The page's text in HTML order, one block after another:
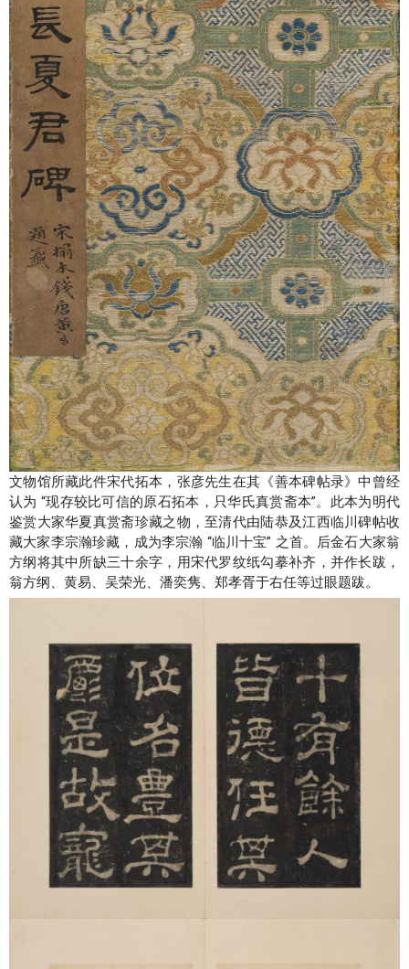
文物馆所藏此件宋代拓本，张彦先生在其《善本碑帖录》中曾经
认为 “现存较比可信的原石拓本，只华氏真赏斋本”。此本为明代
鉴赏大家华夏真赏斋珍藏之物，至清代由陆恭及江西临川碑帖收
藏大家李宗瀚珍藏，成为李宗瀚 “临川十宝” 之首。后金石大家翁
方纲将其中所缺三十余字，用宋代罗纹纸勾摹补齐，并作长跋，
翁方纲、黄易、吴荣光、潘奕隽、郑孝胥于右任等过眼题跋。